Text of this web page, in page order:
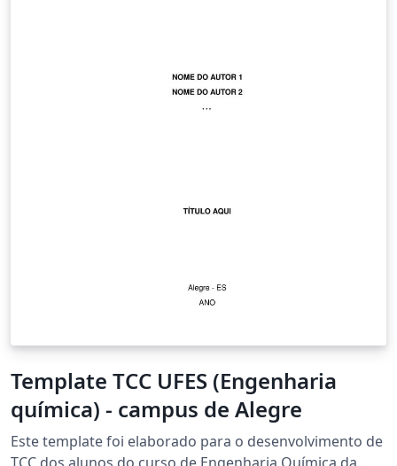
Template TCC UFES (Engenharia
química) - campus de Alegre
Este template foi elaborado para o desenvolvimento de